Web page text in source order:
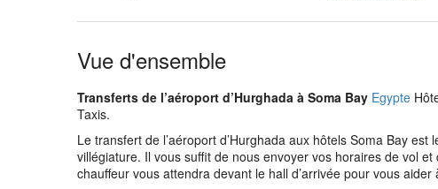
Vue d'ensemble
Transferts de l’aéroport d’Hurghada à Soma Bay Egypte
Taxis.
Le transfert de l’aéroport d’Hurghada aux hôtels Soma Bay
villégiature. Il vous suffit de nous envoyer vos horaires de vol
chauffeur vous attendra devant le hall d’arrivée pour vous